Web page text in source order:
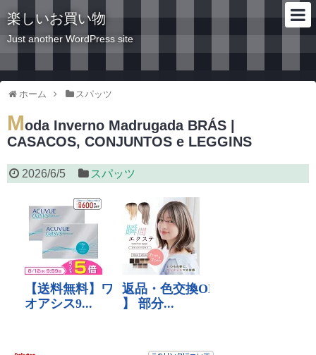
楽しいお買い物
Just another WordPress site
ホーム スパッツ
Moda Inverno Madrugada BRÁS |
CASACOS, CONJUNTOS e LEGGINS
2026/6/5 スパッツ